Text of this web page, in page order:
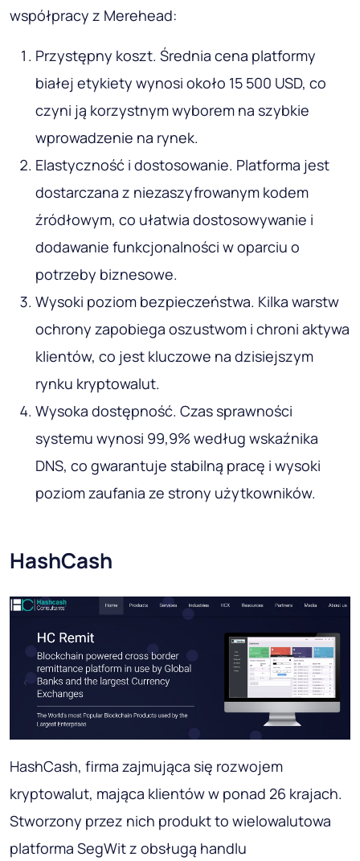
współpracy z Merehead:
Przystępny koszt. Średnia cena platformy
białej etykiety wynosi około 15 500 USD, co
czyni ją korzystnym wyborem na szybkie
wprowadzenie na rynek.
Elastyczność i dostosowanie. Platforma jest
dostarczana z niezaszyfrowanym kodem
źródłowym, co ułatwia dostosowywanie i
dodawanie funkcjonalności w oparciu o
potrzeby biznesowe.
Wysoki poziom bezpieczeństwa. Kilka warstw
ochrony zapobiega oszustwom i chroni aktywa
klientów, co jest kluczowe na dzisiejszym
rynku kryptowalut.
Wysoka dostępność. Czas sprawności
systemu wynosi 99,9% według wskaźnika
DNS, co gwarantuje stabilną pracę i wysoki
poziom zaufania ze strony użytkowników.
HashCash
HashCash, firma zajmująca się rozwojem
kryptowalut, mająca klientów w ponad 26 krajach.
Stworzony przez nich produkt to wielowalutowa
platforma SegWit z obsługą handlu